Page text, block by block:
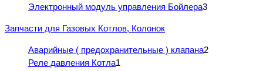
Электронный модуль управления Бойлера3
Запчасти для Газовых Котлов, Колонок
Аварийные ( предохранительные ) клапана2
Реле давления Котла1